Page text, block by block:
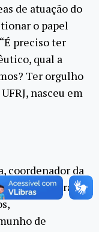
de atuação do
o papel
preciso ter
qual a
Ter orgulho
nasceu em
coordenador da
para a
de